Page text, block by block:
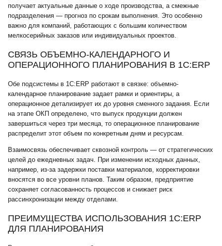
получает актуальные данные о ходе производства, а смежные
подразделения — прогноз по срокам выполнения. Это особенно
важно для компаний, работающих с большим количеством
мелкосерийных заказов или индивидуальных проектов.
СВЯЗЬ ОБЪЕМНО-КАЛЕНДАРНОГО И
ОПЕРАЦИОННОГО ПЛАНИРОВАНИЯ В 1С:ERP
Обе подсистемы в 1С:ERP работают в связке: объемно-
календарное планирование задает рамки и ориентиры, а
операционное детализирует их до уровня сменного задания. Если
на этапе ОКП определено, что выпуск продукции должен
завершиться через три месяца, то операционное планирование
распределит этот объем по конкретным дням и ресурсам.
Взаимосвязь обеспечивает сквозной контроль — от стратегических
целей до ежедневных задач. При изменении исходных данных,
например, из-за задержки поставки материалов, корректировки
вносятся во все уровни планов. Таким образом, предприятие
сохраняет согласованность процессов и снижает риск
рассинхронизации между отделами.
ПРЕИМУЩЕСТВА ИСПОЛЬЗОВАНИЯ 1С:ERP
ДЛЯ ПЛАНИРОВАНИЯ